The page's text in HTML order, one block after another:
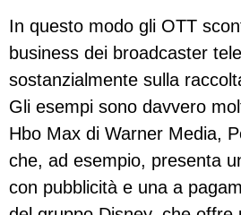
In questo modo gli OTT
business dei broadcaster
sostanzialmente sulla
Gli esempi sono davvero
Hbo Max di Warner Media,
che, ad esempio, presenta
con pubblicità e una a